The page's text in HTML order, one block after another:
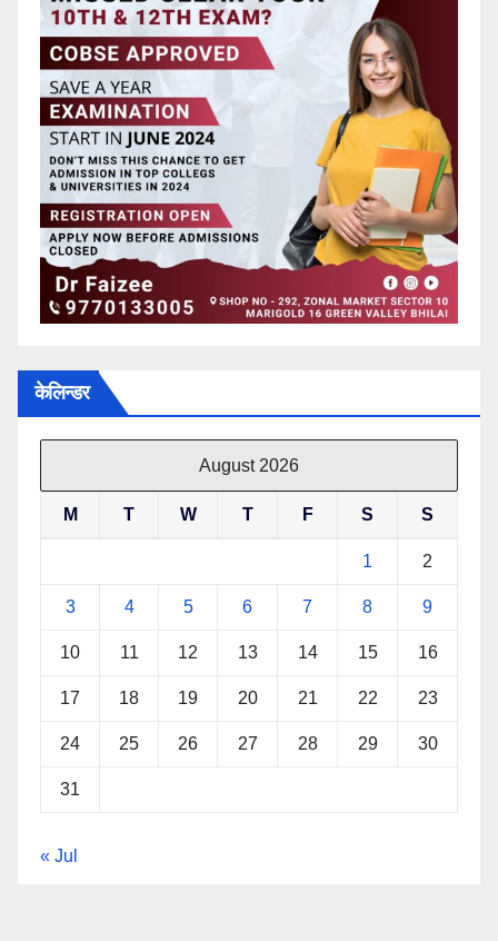
केलिन्डर
August 2026
M T W T F S S
1 2
3 4 5 6 7 8 9
10 11 12 13 14 15 16
17 18 19 20 21 22 23
24 25 26 27 28 29 30
31
« Jul